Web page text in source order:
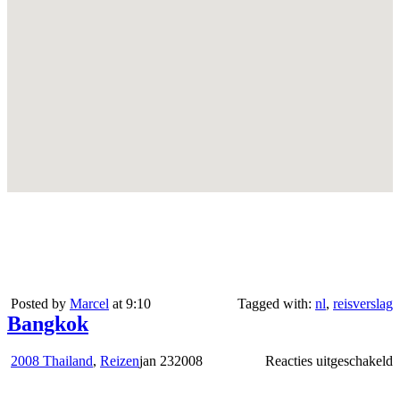
Posted by Marcel at 9:10 Tagged with: nl, reisverslag
Bangkok
2008 Thailand, Reizen Reacties uitgeschakeld
jan 232008